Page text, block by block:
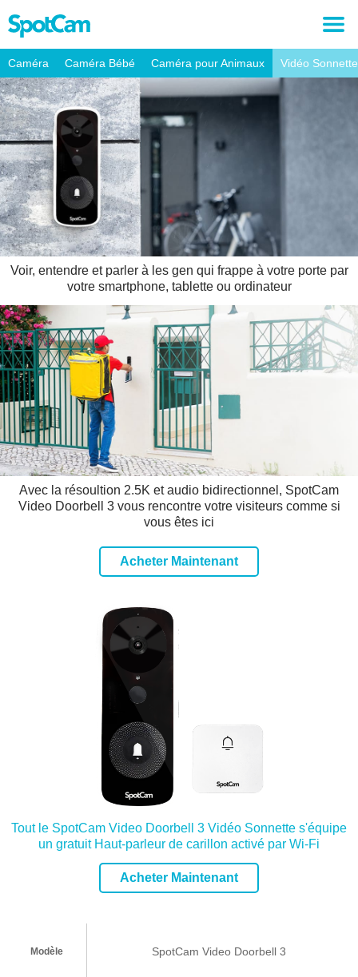
Caméra Caméra Bébé Caméra pour Animaux Vidéo Sonnette
Voir, entendre et parler à les gen qui frappe à votre porte par
votre smartphone, tablette ou ordinateur
Avec la résoultion 2.5K et audio bidirectionnel, SpotCam
Video Doorbell 3 vous rencontre votre visiteurs comme si
vous êtes ici
Acheter Maintenant
Tout le SpotCam Video Doorbell 3 Vidéo Sonnette s'équipe
un gratuit Haut-parleur de carillon activé par Wi-Fi
Acheter Maintenant
Modèle SpotCam Video Doorbell 3